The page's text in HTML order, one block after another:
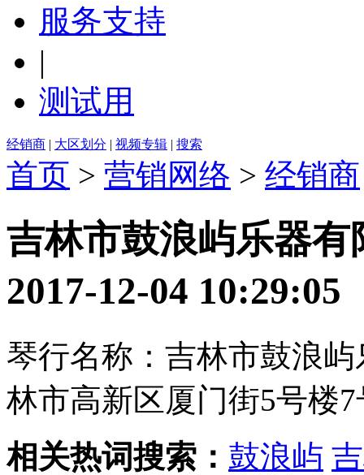
服务支持
|
测试用
经销商 | 大区划分 | 视频专辑 | 搜索
首页 > 营销网络 > 经销商
吉林市鼓浪屿乐器有
2017-12-04
琴行名称：吉林市鼓浪
林市高新区厦门街5号楼
相关热词搜索： 鼓浪屿